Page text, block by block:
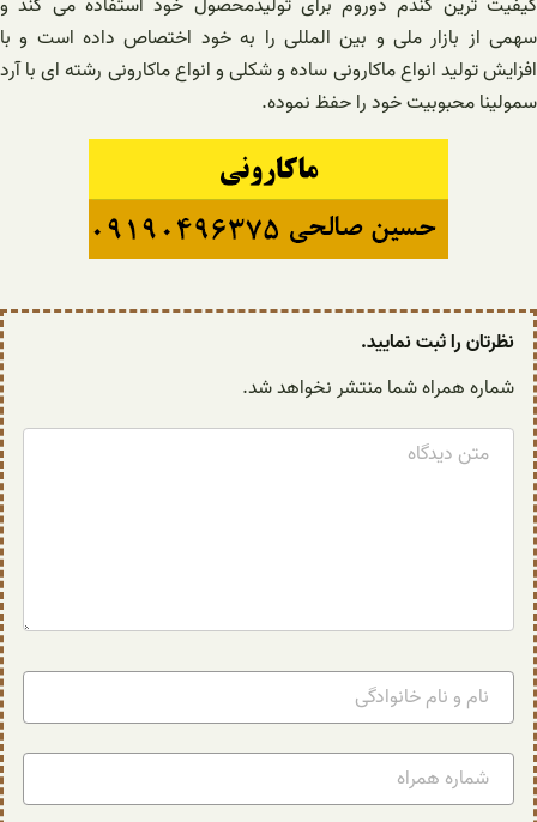
سهمی از بازار ملی و بین المللی را به خود اختصاص داده است و با
افزایش تولید انواع ماکارونی ساده و شکلی و انواع ماکارونی رشته ای با آرد
سمولینا محبوبیت خود را حفظ نموده.
نظرتان را ثبت نمایید.
شماره همراه شما منتشر نخواهد شد.